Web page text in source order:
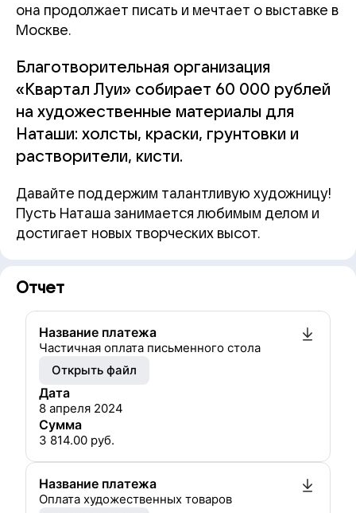
она продолжает писать и мечтает о выставке в
Москве.
Благотворительная организация
«Квартал Луи» собирает 60 000 рублей
на художественные материалы для
Наташи: холсты, краски, грунтовки и
растворители, кисти.
Давайте поддержим талантливую художницу!
Пусть Наташа занимается любимым делом и
достигает новых творческих высот.
Отчет
Название платежа
Частичная оплата письменного стола
Открыть файл
Дата
8 апреля 2024
Сумма
3 814.00 руб.
Название платежа
Оплата художественных товаров